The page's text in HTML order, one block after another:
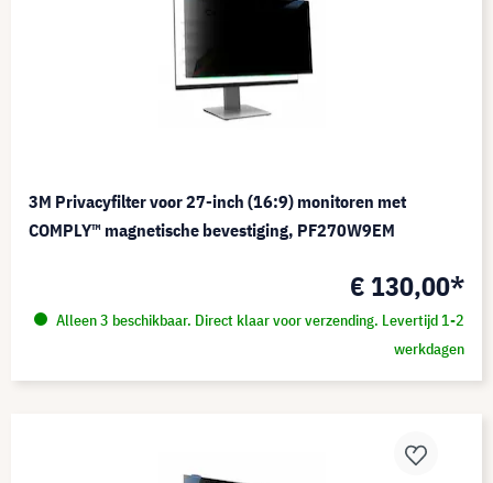
3M Privacyfilter voor 27-inch (16:9) monitoren met
COMPLY™ magnetische bevestiging, PF270W9EM
€ 130,00*
Alleen 3 beschikbaar. Direct klaar voor verzending. Levertijd 1-2
werkdagen